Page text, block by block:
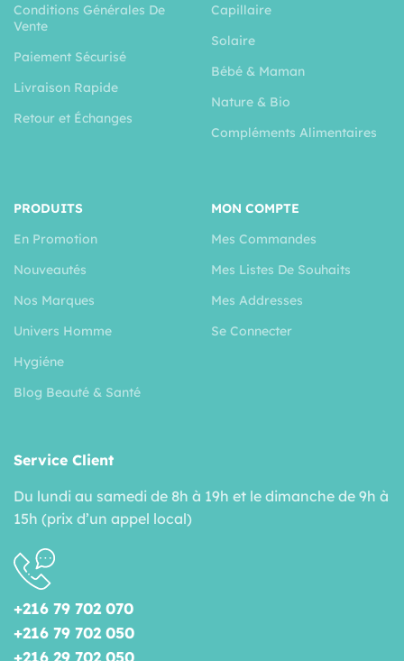
Conditions Générales De
Vente
Paiement Sécurisé
Livraison Rapide
Retour et Échanges
Capillaire
Solaire
Bébé & Maman
Nature & Bio
Compléments Alimentaires
PRODUITS
En Promotion
Nouveautés
Nos Marques
Univers Homme
Hygiéne
Blog Beauté & Santé
MON COMPTE
Mes Commandes
Mes Listes De Souhaits
Mes Addresses
Se Connecter
Service Client
Du lundi au samedi de 8h à 19h et le dimanche de 9h à
15h (prix d’un appel local)
+216 79 702 070
+216 79 702 050
+216 29 702 050